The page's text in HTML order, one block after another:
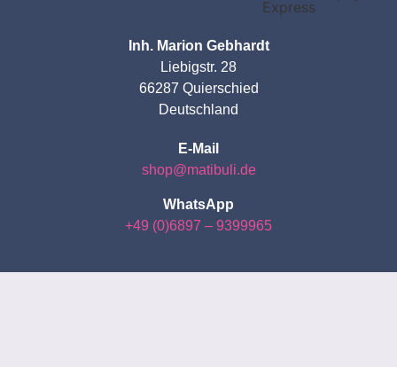
Inh. Marion Gebhardt
Liebigstr. 28
66287 Quierschied
Deutschland
E-Mail
shop@matibuli.de
WhatsApp
+49 (0)6897 – 9399965